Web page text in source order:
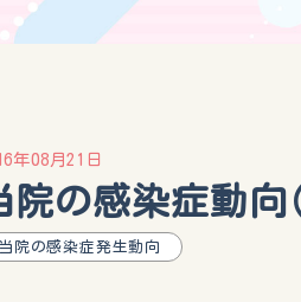
年08月21日
院の感染症動向
当院の感染症発生動向